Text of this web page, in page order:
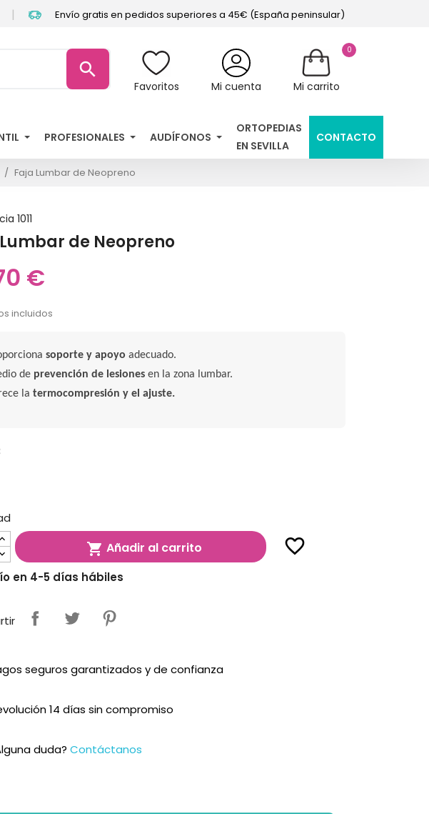
| Envío gratis en pedidos superiores a 45€ (España peninsular)
search
0
Mi carrito
Mi cuenta
Favoritos
PROFESIONALES AUDÍFONOS
ORTOPEDIAS
EN SEVILLA
CONTACTO
Faja Lumbar de Neopreno
1011
de Neopreno
€
incluidos
soporte y apoyo adecuado.
de prevención de lesiones en la zona lumbar.
la termocompresión y el ajuste.
 Añadir al carrito favorite_border
en 4-5 días hábiles
seguros garantizados y de confianza
14 días sin compromiso
duda? Contáctanos